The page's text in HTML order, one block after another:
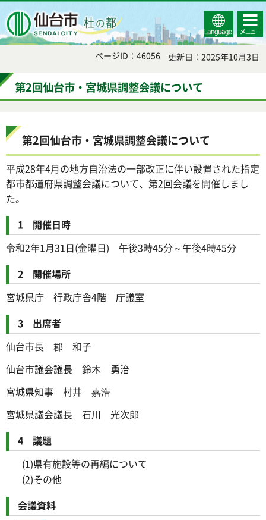
Select
Language
コンテ
ンツメ
ニュー
ページID：46056 更新日：2025年10月3日
第2回仙台市・宮城県調整会議について
第2回仙台市・宮城県調整会議について
平成28年4月の地方自治法の一部改正に伴い設置された指定
都市都道府県調整会議について、第2回会議を開催しまし
た。
1 開催日時
令和2年1月31日(金曜日) 午後3時45分～午後4時45分
2 開催場所
宮城県庁 行政庁舎4階 庁議室
3 出席者
仙台市長 郡 和子
仙台市議会議長 鈴木 勇治
宮城県知事 村井 嘉浩
宮城県議会議長 石川 光次郎
4 議題
(1)県有施設等の再編について
(2)その他
会議資料